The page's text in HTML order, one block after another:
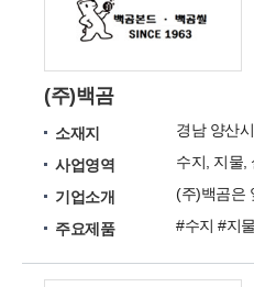
(주)백곰
소재지
경남 양산시
사업영역
기업소개
주요제품